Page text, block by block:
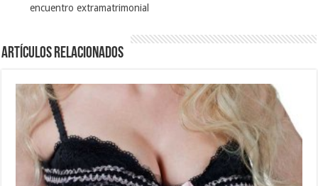
encuentro extramatrimonial
Artículos relacionados